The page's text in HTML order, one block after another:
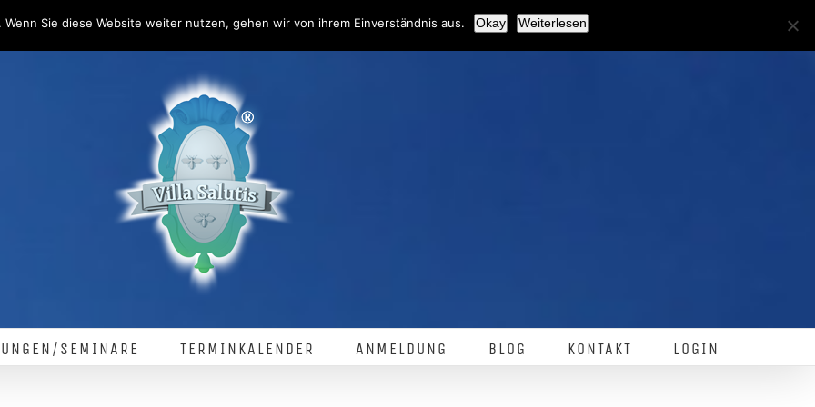
Facebook
SEMINARE TERMINKALENDER ANMELDUNG BLOG KONTAKT LOGIN
Sie diese Website weiter nutzen, gehen wir von ihrem Einverständnis aus. Okay Weiterlesen